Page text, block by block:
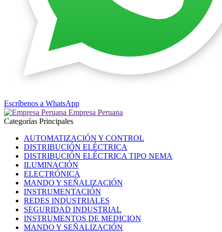
Escríbenos a WhatsApp
Empresa Peruana
Categorías Principales
AUTOMATIZACIÓN Y CONTROL
DISTRIBUCIÓN ELÉCTRICA
DISTRIBUCIÓN ELÉCTRICA TIPO NEMA
ILUMINACIÓN
ELECTRÓNICA
MANDO Y SEÑALIZACIÓN
INSTRUMENTACIÓN
REDES INDUSTRIALES
SEGURIDAD INDUSTRIAL
INSTRUMENTOS DE MEDICION
MANDO Y SEÑALIZACIÓN